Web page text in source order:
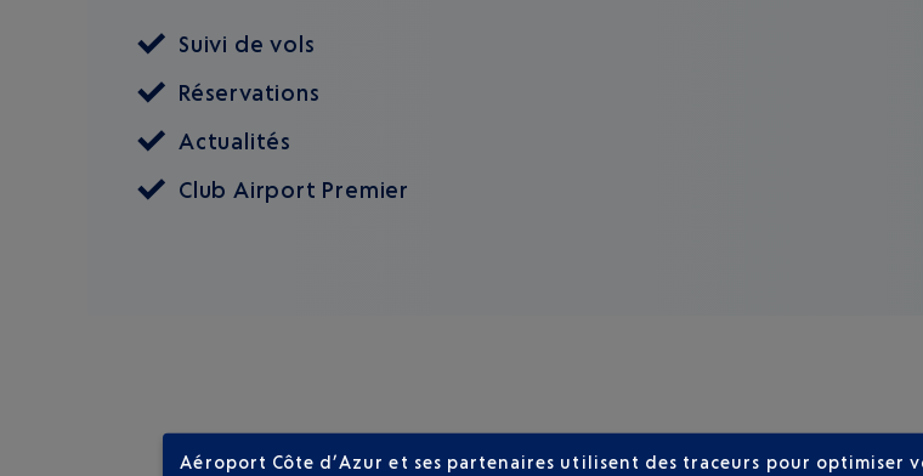
Suivi de vols
Réservations
Actualités
Club Airport Premier
Aéroport Côte d’Azur et ses partenaires utilisent des traceurs pour optimiser